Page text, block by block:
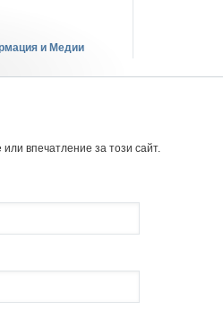
и Медии
впечатление за този сайт.